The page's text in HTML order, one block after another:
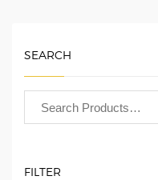
SEARCH
FILTER